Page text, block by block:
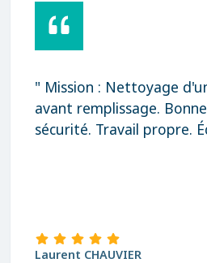
" Mission : Nettoyage
avant remplissage.
sécurité. Travail propre.
Laurent CHAUVIER